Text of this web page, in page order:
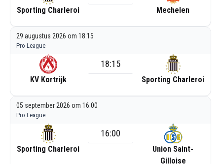
Sporting Charleroi Mechelen
29 augustus 2026 om 18:15
Pro League
KV Kortrijk
18:15
Sporting Charleroi
05 september 2026 om 16:00
Pro League
Sporting Charleroi
16:00
Union Saint-
Gilloise